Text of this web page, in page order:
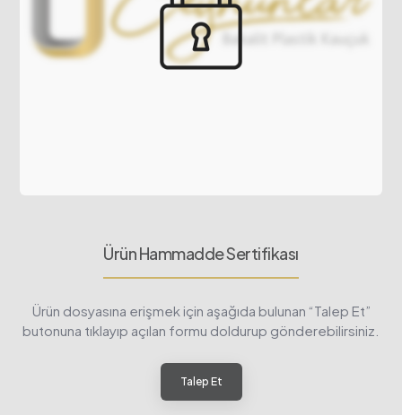
Ürün Hammadde Sertifikası
Ürün dosyasına erişmek için aşağıda bulunan “Talep Et”
butonuna tıklayıp açılan formu doldurup gönderebilirsiniz.
Talep Et